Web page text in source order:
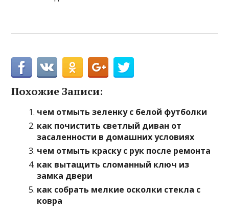
Похожие Записи:
чем отмыть зеленку с белой футболки
как почистить светлый диван от
засаленности в домашних условиях
чем отмыть краску с рук после ремонта
как вытащить сломанный ключ из
замка двери
как собрать мелкие осколки стекла с
ковра